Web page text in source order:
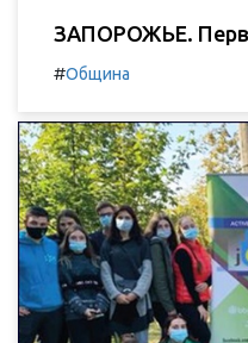
ЗАПОРОЖЬЕ.
#Община